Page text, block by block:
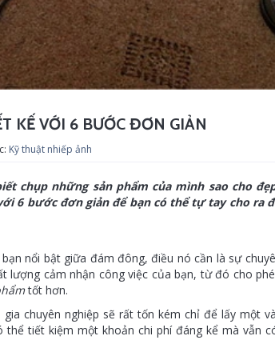
KẾ VỚI 6 BƯỚC ĐƠN GIẢN
Kỹ thuật nhiếp ảnh
chụp những sản phẩm của mình sao cho
6 bước đơn giản để bạn có thể tự tay cho ra
nổi bật giữa đám đông, điều nó cần là sự
lượng cảm nhận công việc của bạn, từ đó cho
tốt hơn.
chuyên nghiệp sẽ rất tốn kém chỉ để lấy một
tiết kiệm một khoản chi phí đáng kể mà vẫn